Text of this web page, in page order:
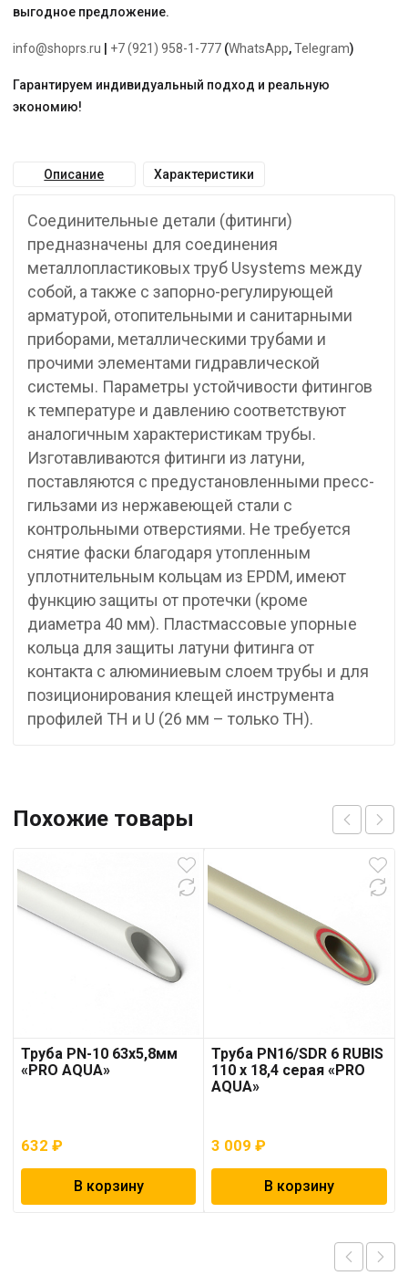
выгодное предложение.
info@shoprs.ru +7 (921) 958-1-777 (WhatsApp,Telegram)
Гарантируем индивидуальный подход и реальную
экономию!
Описание Характеристики
Соединительные детали (фитинги)
предназначены для соединения
металлопластиковых труб Usystems между
собой, а также с запорно-регулирующей
арматурой, отопительными и санитарными
приборами, металлическими трубами и
прочими элементами гидравлической
системы. Параметры устойчивости фитингов
к температуре и давлению соответствуют
аналогичным характеристикам трубы.
Изготавливаются фитинги из латуни,
поставляются с предустановленными пресс-
гильзами из нержавеющей стали с
контрольными отверстиями. Не требуется
снятие фаски благодаря утопленным
уплотнительным кольцам из EPDM, имеют
функцию защиты от протечки (кроме
диаметра 40 мм). Пластмассовые упорные
кольца для защиты латуни фитинга от
контакта с алюминиевым слоем трубы и для
позиционирования клещей инструмента
профилей TH и U (26 мм – только TH).
Похожие товары
Труба PN-10 63х5,8мм
«PRO AQUA»
632 ₽
В корзину
Труба PN16/SDR 6 RUBIS
110 x 18,4 серая «PRO
AQUA»
3 009₽
В корзину